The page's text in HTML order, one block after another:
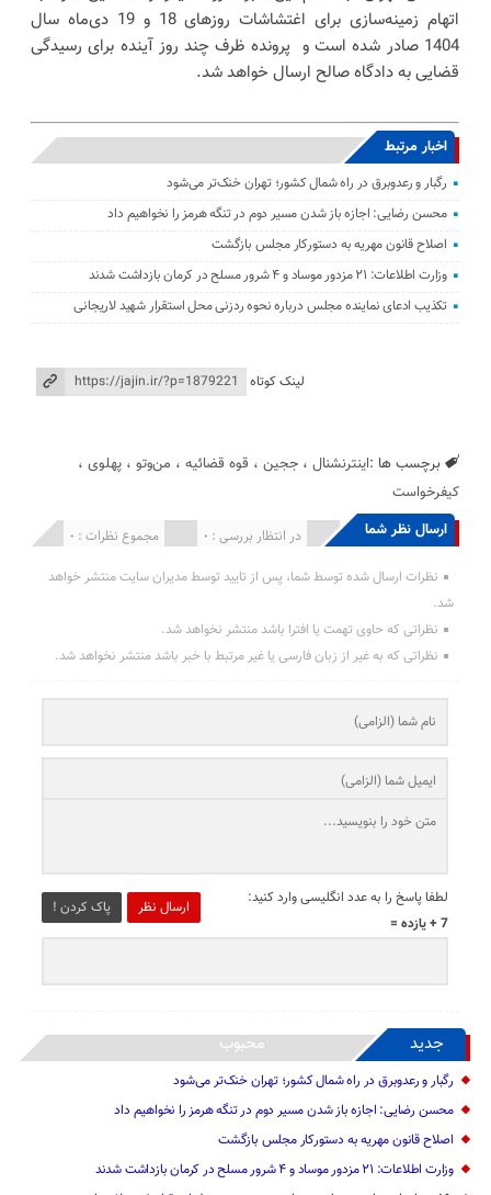
اتهام زمینه‌سازی برای اغتشاشات روزهای 18 و 19 دی‌ماه سال
1404 صادر شده است و پرونده ظرف چند روز آینده برای رسیدگی
قضایی به دادگاه صالح ارسال خواهد شد.
اخبار مرتبط
رگبار و رعدوبرق در راه شمال کشور؛ تهران خنک‌تر می‌شود
محسن رضایی: اجازه باز شدن مسیر دوم در تنگه هرمز را نخواهیم داد
اصلاح قانون مهریه به دستورکار مجلس بازگشت
وزارت اطلاعات: ۲۱ مزدور موساد و ۴ شرور مسلح در کرمان بازداشت شدند
تکذیب ادعای نماینده مجلس درباره نحوه ردزنی محل استقرار شهید لاریجانی
لینک کوتاه
برچسب ها :اینترنشنال ،ججین ، قوه قضائیه ، من‌وتو ،پهلوی ،
کیفرخواست
ارسال نظر شما مجموع نظرات : 0 در انتظار بررسی : 0 انتشار یافته : 0
نظرات ارسال شده توسط شما، پس از تایید توسط مدیران سایت منتشر خواهد
شد.
نظراتی که حاوی تهمت یا افترا باشد منتشر نخواهد شد.
نظراتی که به غیر از زبان فارسی یا غیر مرتبط با خبر باشد منتشر نخواهد شد.
ارسال نظر پاک کردن !
لطفا پاسخ را به عدد انگلیسی وارد کنید:
7 + یازده =
جدید محبوب
رگبار و رعدوبرق در راه شمال کشور؛ تهران خنک‌تر می‌شود
محسن رضایی: اجازه باز شدن مسیر دوم در تنگه هرمز را نخواهیم داد
اصلاح قانون مهریه به دستورکار مجلس بازگشت
وزارت اطلاعات: ۲۱ مزدور موساد و ۴ شرور مسلح در کرمان بازداشت شدند